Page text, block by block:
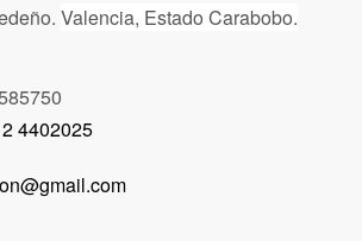
Valencia, Estado Carabobo.
4402025